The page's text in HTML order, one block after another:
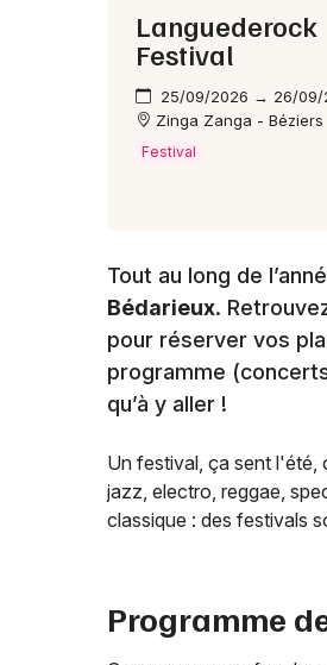
Languederock
Festival
25/09/2026 → 26/09/
Zinga Zanga - Béziers
Festival
Tout au long de
Bédarieux.
pour réserver vos
programme
qu’à y aller !
Un festival, ça sent l'été,
jazz, electro, reggae,
classique : des festivals
Programme